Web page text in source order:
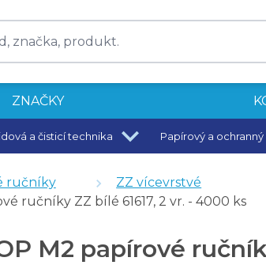
ZNAČKY
a čisticí technika Papírový a
ZZ bílý
celulóza, 2 vr., bílá, 3140 ks
ručníky
ZZ vícevrstvé
ručníky ZZ bílé 61617, 2 vr. - 4000 ks
M2 papírové